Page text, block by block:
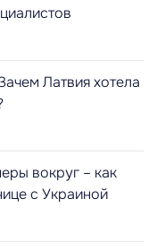
Латвия хотела
вокруг – как
с Украиной